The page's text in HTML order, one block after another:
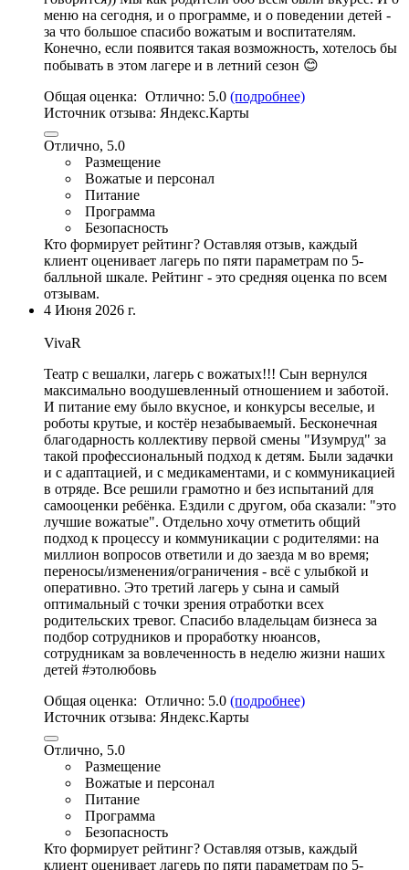
меню на сегодня, и о программе, и о поведении детей -
за что большое спасибо вожатым и воспитателям.
Конечно, если появится такая возможность, хотелось бы
побывать в этом лагере и в летний сезон 😊
Общая оценка: Отлично: 5.0 (подробнее)
Источник отзыва: Яндекс.Карты
Отлично, 5.0
Размещение
Вожатые и персонал
Питание
Программа
Безопасность
Кто формирует рейтинг? Оставляя отзыв, каждый
клиент оценивает лагерь по пяти параметрам по 5-
балльной шкале. Рейтинг - это средняя оценка по всем
отзывам.
4 Июня 2026 г.
VivaR
Театр с вешалки, лагерь с вожатых!!! Сын вернулся
максимально воодушевленный отношением и заботой.
И питание ему было вкусное, и конкурсы веселые, и
роботы крутые, и костёр незабываемый. Бесконечная
благодарность коллективу первой смены "Изумруд" за
такой профессиональный подход к детям. Были задачки
и с адаптацией, и с медикаментами, и с коммуникацией
в отряде. Все решили грамотно и без испытаний для
самооценки ребёнка. Ездили с другом, оба сказали: "это
лучшие вожатые". Отдельно хочу отметить общий
подход к процессу и коммуникации с родителями: на
миллион вопросов ответили и до заезда м во время;
переносы/изменения/ограничения - всё с улыбкой и
оперативно. Это третий лагерь у сына и самый
оптимальный с точки зрения отработки всех
родительских тревог. Спасибо владельцам бизнеса за
подбор сотрудников и проработку нюансов,
сотрудникам за вовлеченность в неделю жизни наших
детей #этолюбовь
Общая оценка: Отлично: 5.0 (подробнее)
Источник отзыва: Яндекс.Карты
Отлично, 5.0
Размещение
Вожатые и персонал
Питание
Программа
Безопасность
Кто формирует рейтинг? Оставляя отзыв, каждый
клиент оценивает лагерь по пяти параметрам по 5-